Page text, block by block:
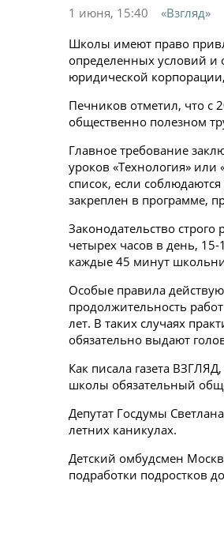
1 июня, 15:40
«Взгляд»
Школы имеют право
определенных условий и
юридической
Печников отметил, что с
общественно полезном
Главное требование
уроков «Технология» или
список, если
закреплен в программе,
Законодательство
четырех часов в день,
каждые 45 минут
Особые правила
продолжительность
лет. В таких случаях
обязательно выдают
Как писала газета
школы обязательный
Депутат Госдумы
летних каникулах.
Детский омбудсмен
подработки подростков